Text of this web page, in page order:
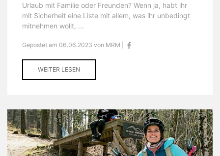
Urlaub mit Familie oder Freunden? Wenn ja, habt ihr
mit Sicherheit eine Liste mit allem, was ihr unbedingt
mitnehmen wollt, ...
Gepostet am 06.06.2023 von MRM |
WEITER LESEN